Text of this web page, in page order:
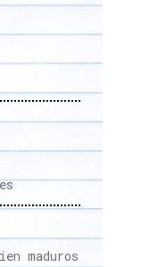
maduros